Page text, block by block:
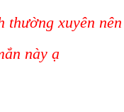
thường xuyên
này ạ